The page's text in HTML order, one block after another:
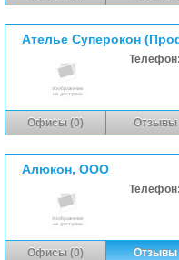
Ателье Суперокон
Офисы (0) Отзывы
Алюкон, ООО
Офисы (0) Отзывы